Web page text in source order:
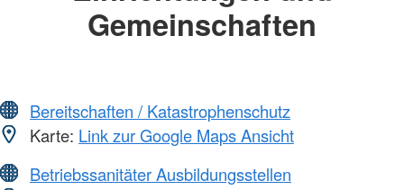
Gemeinschaften
Bereitschaften / Katastrophenschutz
Karte: Link zur Google Maps Ansicht
Betriebssanitäter Ausbildungsstellen